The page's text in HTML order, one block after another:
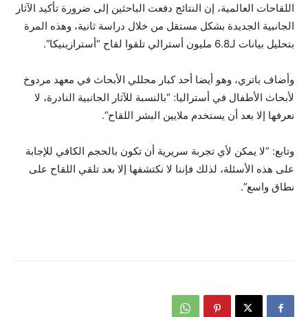
اللقاحات العالمية، إن النتائج دفعت الباحثين إلى ضرورة تأكيد الآثار
الجانبية الجديدة بشكل مستقل من خلال دراسة ثانية، وهذه المرة
بتحليل بيانات لـ6.8 مليون أسترالي تلقوا لقاح “أسترازينيكا”.
وأضاف باتري، وهو أيضا أحد كبار محللي الأبحاث في معهد مردوخ
لأبحاث الأطفال في أستراليا: “بالنسبة للآثار الجانبية النادرة، لا
نعرفها إلا بعد أن يستخدم ملايين البشر اللقاح”.
وتابع: “لا يمكن لأي تجربة سريرية أن تكون بالحجم الكافي للإجابة
على هذه الأسئلة، لذلك فإننا لا نكتشفها إلا بعد تلقي اللقاح على
نطاق واسع”.